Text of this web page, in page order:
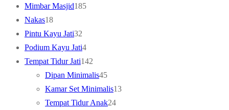
products
Mimbar Masjid185185
Nakas1818
products
Pintu Kayu Jati32
products
Podium Kayu Jati44
products
Tempat Tidur Jati142
products
Dipan Minimalis4545
products
Kamar Set Minimalis1313
Tempat Tidur Anak2424